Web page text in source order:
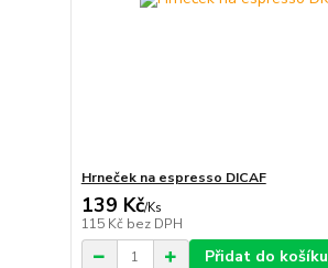
Hrneček na espresso DICAF
139 Kč/Ks
115 Kč bez DPH
Přidat do košíku